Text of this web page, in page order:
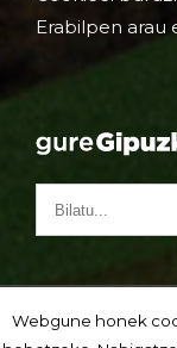
Erabilpen arau
Webgune honek